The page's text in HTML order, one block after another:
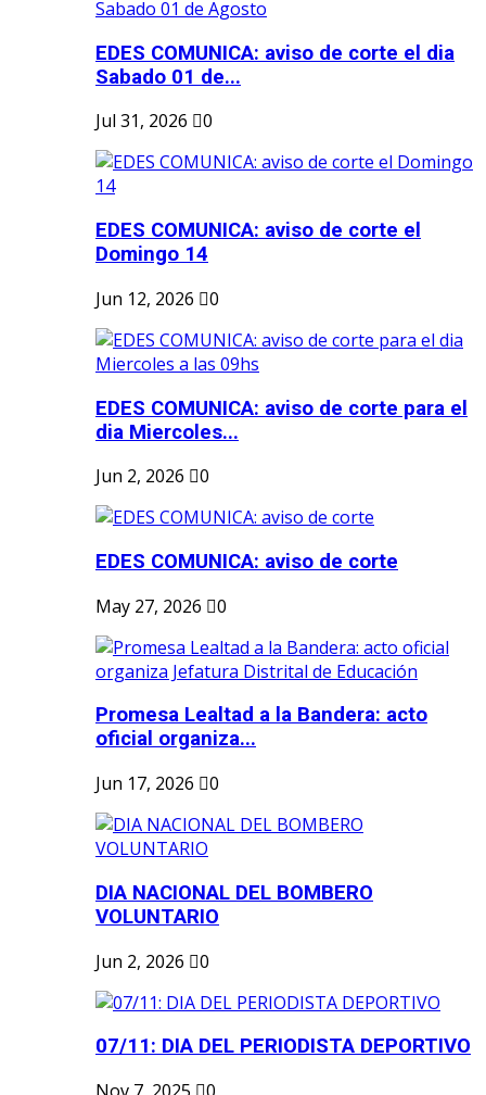
EDES COMUNICA: aviso de corte el dia
Sabado 01 de...
Jul 31, 2026
0
EDES COMUNICA: aviso de corte el
Domingo 14
Jun 12, 2026
0
EDES COMUNICA: aviso de corte para el
dia Miercoles...
Jun 2, 2026
0
EDES COMUNICA: aviso de corte
May 27, 2026
0
Promesa Lealtad a la Bandera: acto
oficial organiza...
Jun 17, 2026
0
DIA NACIONAL DEL BOMBERO
VOLUNTARIO
Jun 2, 2026
0
07/11: DIA DEL PERIODISTA DEPORTIVO